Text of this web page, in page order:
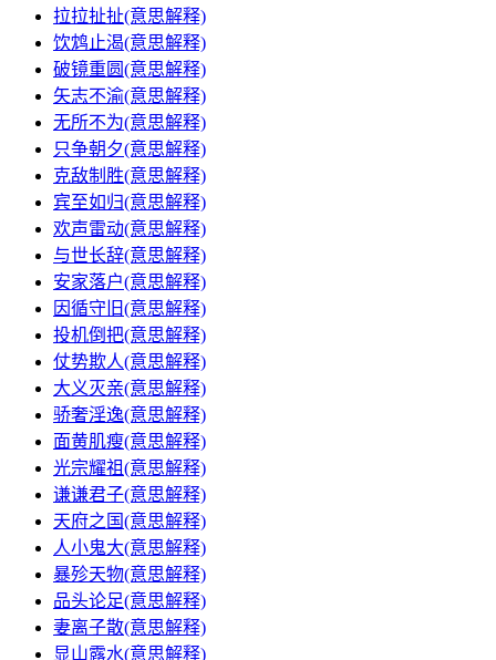
拉拉扯扯(意思解释)
饮鸩止渴(意思解释)
破镜重圆(意思解释)
矢志不渝(意思解释)
无所不为(意思解释)
只争朝夕(意思解释)
克敌制胜(意思解释)
宾至如归(意思解释)
欢声雷动(意思解释)
与世长辞(意思解释)
安家落户(意思解释)
因循守旧(意思解释)
投机倒把(意思解释)
仗势欺人(意思解释)
大义灭亲(意思解释)
骄奢淫逸(意思解释)
面黄肌瘦(意思解释)
光宗耀祖(意思解释)
谦谦君子(意思解释)
天府之国(意思解释)
人小鬼大(意思解释)
暴殄天物(意思解释)
品头论足(意思解释)
妻离子散(意思解释)
显山露水(意思解释)